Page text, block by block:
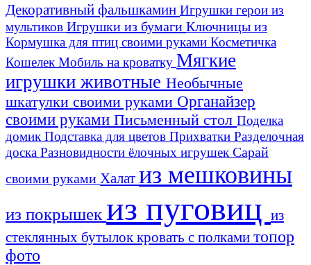
Декоративный фальшкамин Игрушки герои из
мультиков Игрушки из бумаги Ключницы из
Кормушка для птиц своими руками Косметичка
Кошелек Мобиль на кроватку Мягкие
игрушки животные Необычные
шкатулки своими руками Органайзер
своими руками Письменный стол Поделка
домик Подставка для цветов Прихватки Разделочная
доска Разновидности ёлочных игрушек Сарай
своими руками Халат из мешковины
из покрышек из пуговиц из
стеклянных бутылок кровать с полками топор
фото